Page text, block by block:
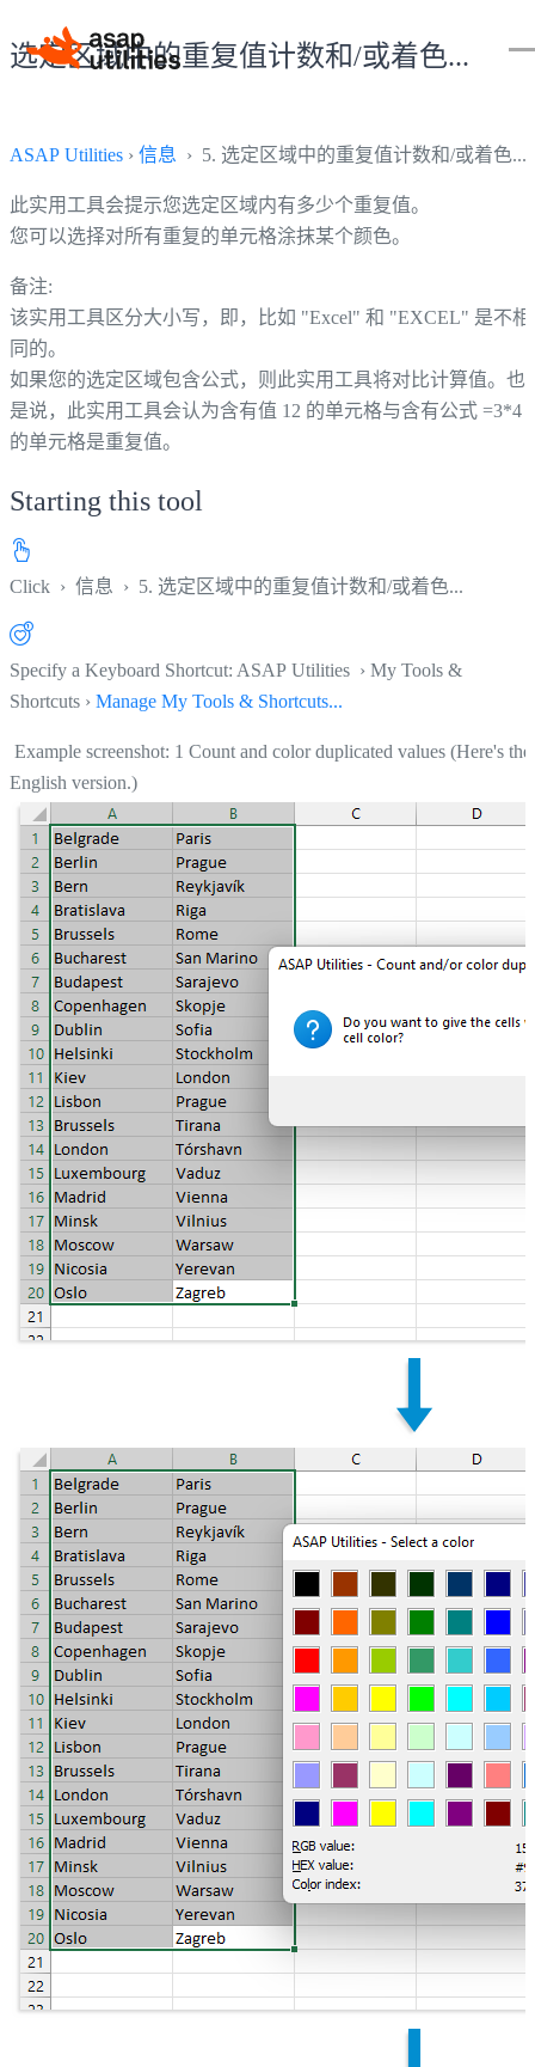
选定区域中的重复值计数和/或着色...
ASAP Utilities › 信息 › 5. 选定区域中的重复值计数和/或着色...
此实用工具会提示您选定区域内有多少个重复值。
您可以选择对所有重复的单元格涂抹某个颜色。
备注:
该实用工具区分大小写，即，比如 "Excel" 和 "EXCEL" 是不相
同的。
如果您的选定区域包含公式，则此实用工具将对比计算值。也
是说，此实用工具会认为含有值 12 的单元格与含有公式 =3*4
的单元格是重复值。
Starting this tool
Click › 信息 › 5. 选定区域中的重复值计数和/或着色...
Specify a Keyboard Shortcut: ASAP Utilities › My Tools &
Shortcuts › Manage My Tools & Shortcuts...
Example screenshot: 1 Count and color duplicated values (Here's the
English version.)